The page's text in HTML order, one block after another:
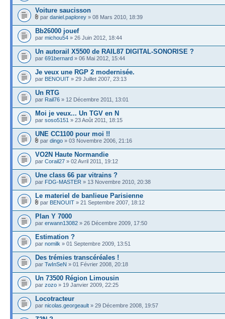
Voiture saucisson
par daniel.paplorey » 08 Mars 2010, 18:39
Bb26000 jouef
par michou54 » 26 Juin 2012, 18:44
Un autorail X5500 de RAIL87 DIGITAL-SONORISE ?
par 691bernard » 06 Mai 2012, 15:44
Je veux une RGP 2 modernisée.
par BENOUIT » 29 Juillet 2007, 23:13
Un RTG
par Rail76 » 12 Décembre 2011, 13:01
Moi je veux... Un TGV en N
par soso5151 » 23 Août 2011, 18:15
UNE CC1100 pour moi !!
par dingo » 03 Novembre 2006, 21:16
VO2N Haute Normandie
par Corail27 » 02 Avril 2011, 19:12
Une class 66 par vitrains ?
par FDG-MASTER » 13 Novembre 2010, 20:38
Le materiel de banlieue Parisienne
par BENOUIT » 21 Septembre 2007, 18:12
Plan Y 7000
par erwann13082 » 26 Décembre 2009, 17:50
Estimation ?
par nomilk » 01 Septembre 2009, 13:51
Des trémies transcéréales !
par TwInSeN » 01 Février 2008, 20:18
Un 73500 Région Limousin
par zozo » 19 Janvier 2009, 22:25
Locotracteur
par nicolas.georgeault » 29 Décembre 2008, 19:57